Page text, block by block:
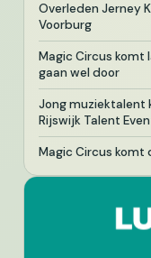
Overleden Jerney
Voorburg
Magic Circus komt
gaan wel door
Jong muziektalent
Rijswijk Talent
Magic Circus komt